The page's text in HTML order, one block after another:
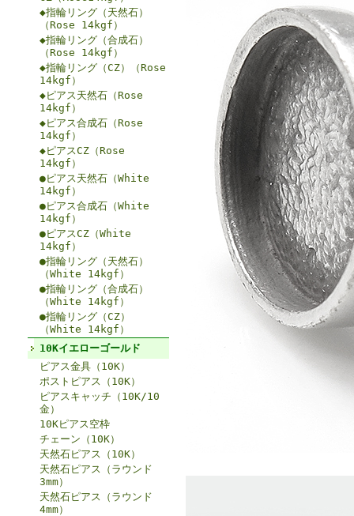
◆指輪リング（天然石）
（Rose 14kgf）
◆指輪リング（合成石）
（Rose 14kgf）
◆指輪リング（CZ）（Rose
14kgf）
◆ピアス天然石（Rose
14kgf）
◆ピアス合成石（Rose
14kgf）
◆ピアスCZ（Rose
14kgf）
●ピアス天然石（White
14kgf）
●ピアス合成石（White
14kgf）
●ピアスCZ（White
14kgf）
●指輪リング（天然石）
（White 14kgf）
●指輪リング（合成石）
（White 14kgf）
●指輪リング（CZ）
（White 14kgf）
10Kイエローゴールド
ピアス金具（10K）
ポストピアス（10K）
ピアスキャッチ（10K/10
金）
10Kピアス空枠
チェーン（10K）
天然石ピアス（10K）
天然石ピアス（ラウンド
3mm）
天然石ピアス（ラウンド
4mm）